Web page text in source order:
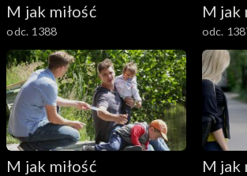
M jak miłość
odc. 1388
M jak
odc.
M jak miłość M jak